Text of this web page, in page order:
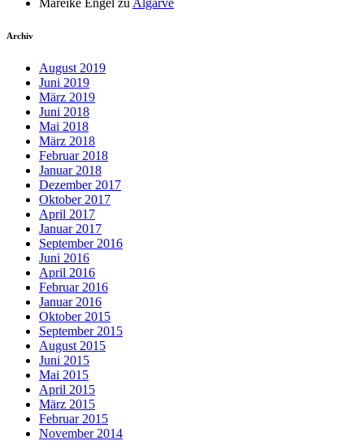
Archiv
August 2019
Juni 2019
März 2019
Juni 2018
Mai 2018
März 2018
Februar 2018
Januar 2018
Dezember 2017
Oktober 2017
April 2017
Januar 2017
September 2016
Juni 2016
April 2016
Februar 2016
Januar 2016
Oktober 2015
September 2015
August 2015
Juni 2015
Mai 2015
April 2015
März 2015
Februar 2015
November 2014